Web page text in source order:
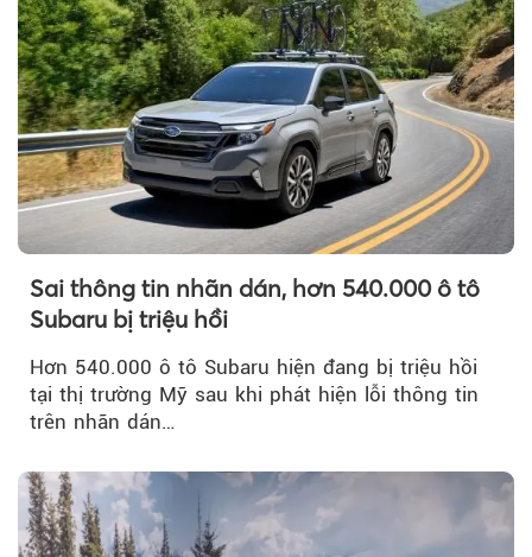
Sai thông tin nhãn dán, hơn 540.000 ô tô
Subaru bị triệu hồi
Hơn 540.000 ô tô Subaru hiện đang bị triệu hồi
tại thị trường Mỹ sau khi phát hiện lỗi thông tin
trên nhãn dán…